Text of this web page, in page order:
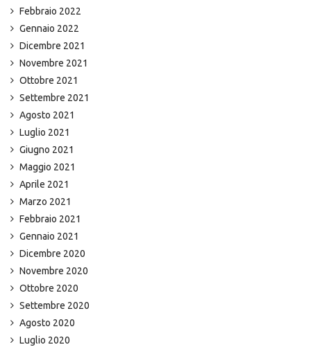
Febbraio 2022
Gennaio 2022
Dicembre 2021
Novembre 2021
Ottobre 2021
Settembre 2021
Agosto 2021
Luglio 2021
Giugno 2021
Maggio 2021
Aprile 2021
Marzo 2021
Febbraio 2021
Gennaio 2021
Dicembre 2020
Novembre 2020
Ottobre 2020
Settembre 2020
Agosto 2020
Luglio 2020